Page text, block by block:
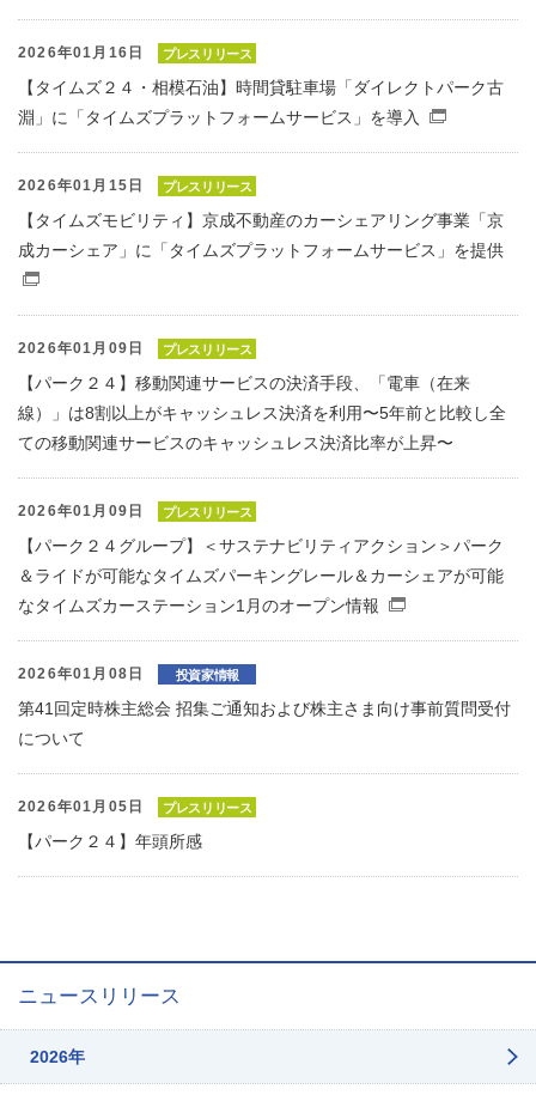
2026年01月16日 プレスリリース
【タイムズ２４・相模石油】時間貸駐車場「ダイレクトパーク古
淵」に「タイムズプラットフォームサービス」を導入
2026年01月15日 プレスリリース
【タイムズモビリティ】京成不動産のカーシェアリング事業「京
成カーシェア」に「タイムズプラットフォームサービス」を提供
2026年01月09日 プレスリリース
【パーク２４】移動関連サービスの決済手段、「電車（在来
線）」は8割以上がキャッシュレス決済を利用〜5年前と比較し全
ての移動関連サービスのキャッシュレス決済比率が上昇〜
2026年01月09日 プレスリリース
【パーク２４グループ】＜サステナビリティアクション＞パーク
＆ライドが可能なタイムズパーキングレール＆カーシェアが可能
なタイムズカーステーション1月のオープン情報
2026年01月08日 投資家情報
第41回定時株主総会 招集ご通知および株主さま向け事前質問受付
について
2026年01月05日 プレスリリース
【パーク２４】年頭所感
ニュースリリース
2026年